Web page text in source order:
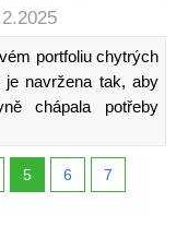
portfoliu chytrých
je navržena tak, aby
chápala potřeby
5 6 7